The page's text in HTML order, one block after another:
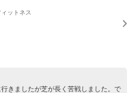
ットネス
きましたが芝が長く苦戦しました。で